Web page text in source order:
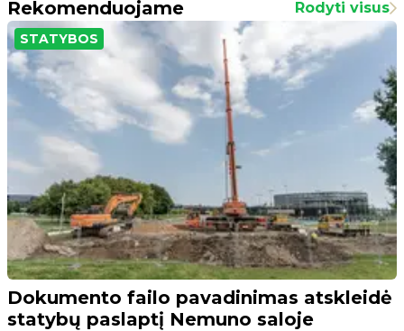
Rekomenduojame Rodyti visus
STATYBOS
Dokumento failo pavadinimas atskleidė
statybų paslaptį Nemuno saloje